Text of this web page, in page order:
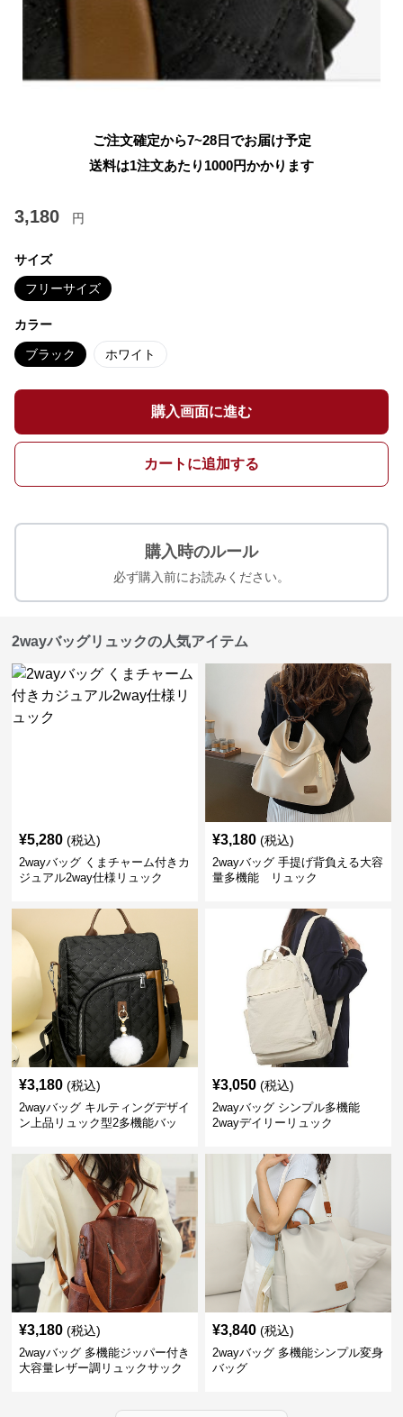
ご注文確定から7~28日でお届け予定
送料は1注文あたり 1000円かかります
3,180 円
サイズ
フリーサイズ
カラー
ブラック ホワイト
購入画面に進む
カートに追加する
購入時のルール
必ず購入前にお読みください。
2wayバッグリュックの人気アイテム
¥5,280 (税込)
2wayバッグ くまチャーム付きカ
ジュアル2way仕様リュック
¥3,180 (税込)
2wayバッグ 手提げ背負える大容
量多機能 リュック
¥3,180 (税込)
2wayバッグ キルティングデザイ
ン上品リュック型2多機能バッ
¥3,050 (税込)
2wayバッグ シンプル多機能
2wayデイリーリュック
¥3,180 (税込)
2wayバッグ 多機能ジッパー付き
大容量レザー調リュックサック
¥3,840 (税込)
2wayバッグ 多機能シンプル変身
バッグ